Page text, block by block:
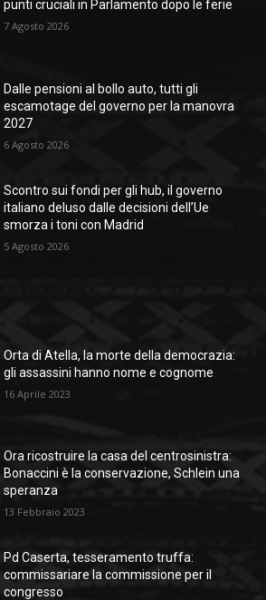
punti cruciali in Parlamento dopo le ferie
7 Agosto 2026
Dalle pensioni al bollo auto, tutti gli
escamotage del governo per la manovra
2027
6 Agosto 2026
Scontro sui fondi per gli hub, il governo
italiano deluso dalle decisioni dell’Ue
smorza i toni con Madrid
5 Agosto 2026
Orta di Atella, la morte della democrazia:
gli assassini hanno nome e cognome
16 Aprile 2023
Ora ricostruire la casa del centrosinistra:
Bonaccini è la conservazione, Schlein una
speranza
13 Febbraio 2023
Pd Caserta, tesseramento truffa:
commissariare la commissione per il
congresso